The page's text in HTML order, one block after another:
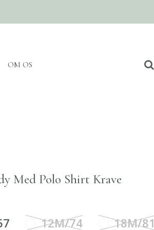
OM OS
Med Polo Shirt Krave
12M/74
18M/81